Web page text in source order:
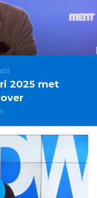
2025 met